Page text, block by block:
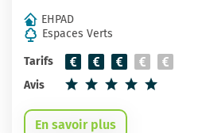
EHPAD
Espaces Verts
Tarifs
Avis
En savoir plus